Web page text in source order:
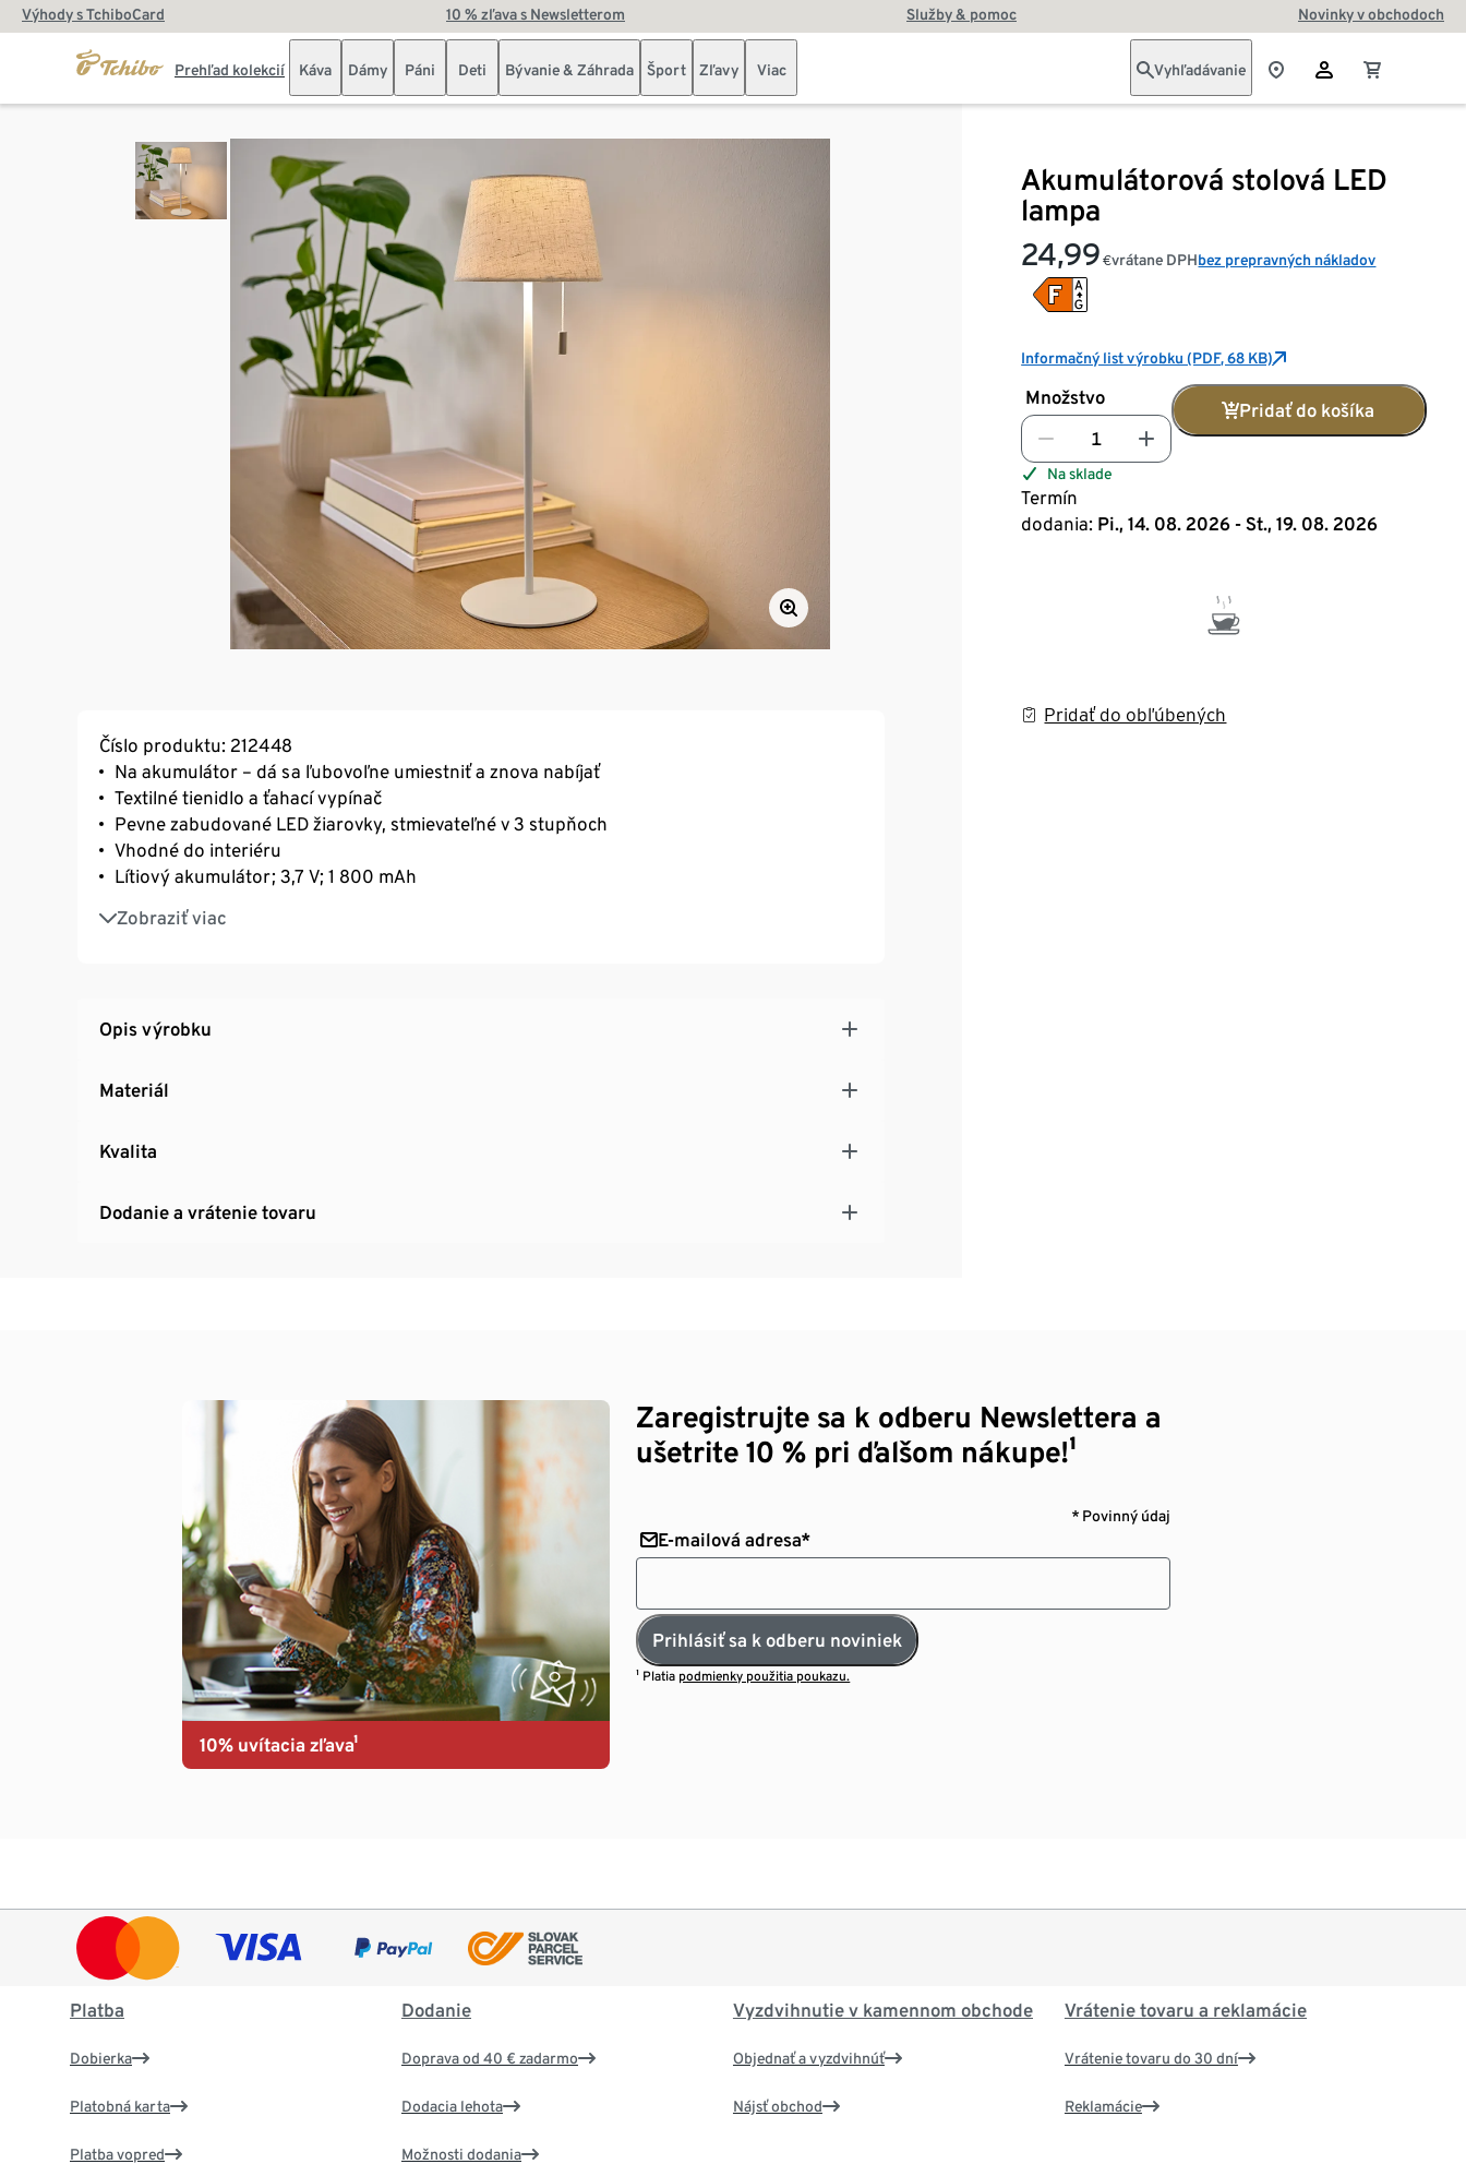
Výhody s TchiboCard 10 % zľava s Newsletterom Služby & pomoc Novinky v obchodoch
Prehľad kolekcií Káva Dámy Páni Deti Bývanie & Záhrada Šport Zľavy Viac Vyhľadávanie
Akumulátorová stolová LED
lampa
24,99 €vrátane DPHbez prepravných nákladov
Informačný list výrobku (PDF, 68 KB)
Množstvo
Pridať do košíka
Na sklade
Termín
dodania: Pi., 14. 08. 2026 - St., 19. 08. 2026
Pridať do obľúbených
Číslo produktu: 212448
Na akumulátor – dá sa ľubovoľne umiestniť a znova nabíjať
Textilné tienidlo a ťahací vypínač
Pevne zabudované LED žiarovky, stmievateľné v 3 stupňoch
Vhodné do interiéru
Lítiový akumulátor; 3,7 V; 1 800 mAh
Zobraziť viac
S kontrolkou nabíjania
Opis výrobku
Materiál
Kvalita
Dodanie a vrátenie tovaru
10% uvítacia zľava¹
Zaregistrujte sa k odberu Newslettera a
ušetrite 10 % pri ďalšom nákupe!¹
* Povinný údaj
E-mailová adresa*
Prihlásiť sa k odberu noviniek
¹ Platia podmienky použitia poukazu.
Platba
Dobierka
Platobná karta
Platba vopred
Dodanie
Doprava od 40 € zadarmo
Dodacia lehota
Možnosti dodania
Vyzdvihnutie v kamennom obchode
Objednať a vyzdvihnúť
Nájsť obchod
Vrátenie tovaru a reklamácie
Vrátenie tovaru do 30 dní
Reklamácie